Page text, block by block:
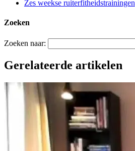
Zes weekse ruiterfitheidstrainingen
Zoeken
Zoeken naar:
Gerelateerde artikelen